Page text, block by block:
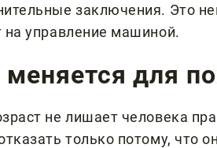
заключения. Это
на управление машиной.
меняется для
не лишает человека
только потому, что